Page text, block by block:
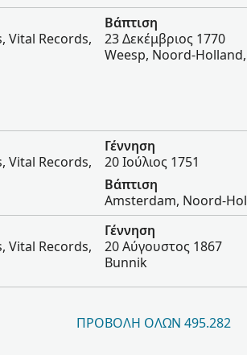
Vital Records,
Βάπτιση
23 Δεκέμβριος 1770
Weesp, Noord-
Vital Records,
Γέννηση
20 Ιούλιος 1751
Βάπτιση
Amsterdam, Noord-
Vital Records,
Γέννηση
20 Αύγουστος 1867
Bunnik
ΠΡΟΒΟΛΉ ΌΛΩΝ 495.282